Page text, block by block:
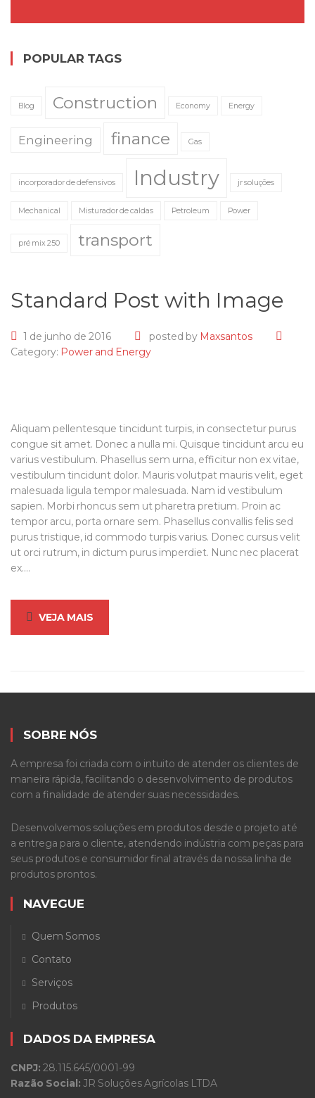
Standard Post with Image
1 de junho de 2016 posted by Maxsantos
Category: Power and Energy
Aliquam pellentesque tincidunt turpis, in consectetur purus
congue sit amet. Donec a nulla mi. Quisque tincidunt arcu eu
varius vestibulum. Phasellus sem urna, efficitur non ex vitae,
vestibulum tincidunt dolor. Mauris volutpat mauris velit, eget
malesuada ligula tempor malesuada. Nam id vestibulum
sapien. Morbi rhoncus sem ut pharetra pretium. Proin ac
tempor arcu, porta ornare sem. Phasellus convallis felis sed
purus tristique, id commodo turpis varius. Donec cursus velit
ut orci rutrum, in dictum purus imperdiet. Nunc nec placerat
ex.…
VEJA MAIS
POPULAR TAGS
Blog Construction Economy Energy
Engineering finance Gas
incorporador de defensivos Industry jr soluções
Mechanical Misturador de caldas Petroleum Power
pré mix 250 transport
SOBRE NÓS
A empresa foi criada com o intuito de atender os clientes de
maneira rápida, facilitando o desenvolvimento de produtos
com a finalidade de atender suas necessidades.
Desenvolvemos soluções em produtos desde o projeto até
a entrega para o cliente, atendendo indústria com peças para
seus produtos e consumidor final através da nossa linha de
produtos prontos.
NAVEGUE
Quem Somos
Contato
Serviços
Produtos
DADOS DA EMPRESA
CNPJ: 28.115.645/0001-99
Razão Social: JR Soluções Agrícolas LTDA